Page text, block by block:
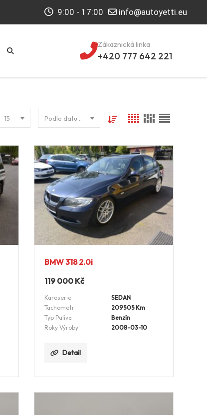
9:00 - 17:00 info@autoyetti.eu
Zákaznická linka
+420 777 642 221
15
BMW 318 2.0i
119 000 Kč
Karoserie
SEDAN
Tachometr
209505 Km
Typ Paliva
Benzín
Roky Výroby
2008-03-10
Detail